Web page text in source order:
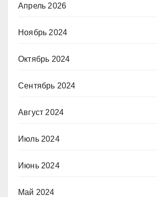
Апрель 2026
Ноябрь 2024
Октябрь 2024
Сентябрь 2024
Август 2024
Июль 2024
Июнь 2024
Май 2024